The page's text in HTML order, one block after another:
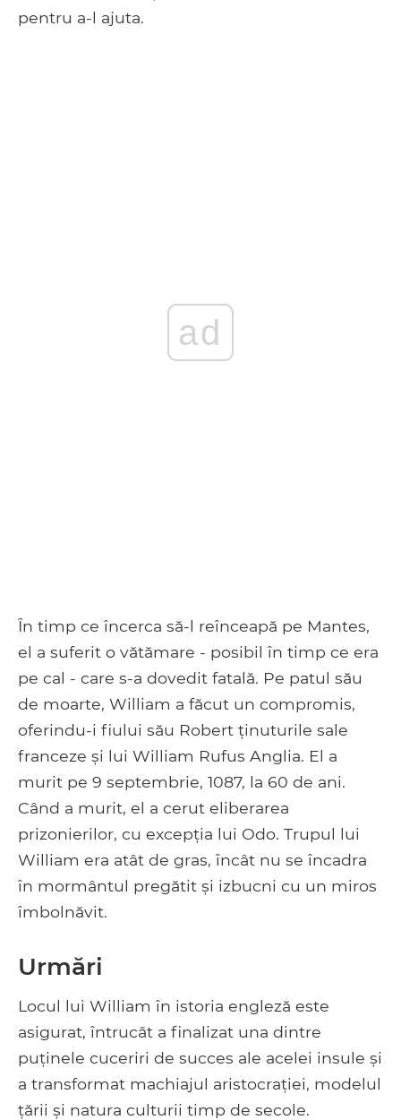
pentru a-l ajuta.
ad
În timp ce încerca să-l reînceapă pe Mantes,
el a suferit o vătămare - posibil în timp ce era
pe cal - care s-a dovedit fatală. Pe patul său
de moarte, William a făcut un compromis,
oferindu-i fiului său Robert ținuturile sale
franceze și lui William Rufus Anglia. El a
murit pe 9 septembrie, 1087, la 60 de ani.
Când a murit, el a cerut eliberarea
prizonierilor, cu excepția lui Odo. Trupul lui
William era atât de gras, încât nu se încadra
în mormântul pregătit și izbucni cu un miros
îmbolnăvit.
Urmări
Locul lui William în istoria engleză este
asigurat, întrucât a finalizat una dintre
puținele cuceriri de succes ale acelei insule și
a transformat machiajul aristocrației, modelul
țării și natura culturii timp de secole.